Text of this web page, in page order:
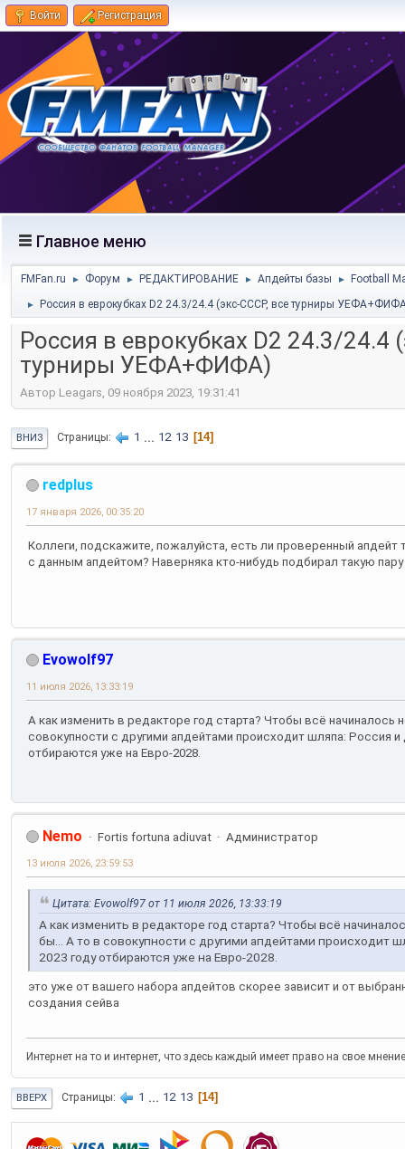
Войти Регистрация
Главное меню
FMFan.ru ► Форум ► РЕДАКТИРОВАНИЕ ► Апдейты базы ► Football
► Россия в еврокубках D2 24.3/24.4 (экс-СССР, все турниры
Россия в еврокубках D2 24.3/24.4
турниры УЕФА+ФИФА)
Автор Leagars, 09 ноября 2023, 19:31:41
ВНИЗ Страницы 1 ... 12 13 14
redplus
17 января 2026, 00:35:20
Коллеги, подскажите, пожалуйста, есть ли проверенный
с данным апдейтом? Наверняка кто-нибудь подбирал такую пару
Evowolf97
11 июля 2026, 13:33:19
А как изменить в редакторе год старта? Чтобы всё начиналось
совокупности с другими апдейтами происходит шляпа: Россия и
отбираются уже на Евро-2028.
Nemo Fortis fortuna adiuvat Администратор
13 июля 2026, 23:59:53
Цитата: Evowolf97 от 11 июля 2026, 13:33:19
А как изменить в редакторе год старта? Чтобы всё
бы... А то в совокупности с другими апдейтами происходит
2023 году отбираются уже на Евро-2028.
это уже от вашего набора апдейтов скорее зависит и от
создания сейва
Интернет на то и интернет, что здесь каждый имеет право на свое
ВВЕРХ Страницы 1 ... 12 13 14